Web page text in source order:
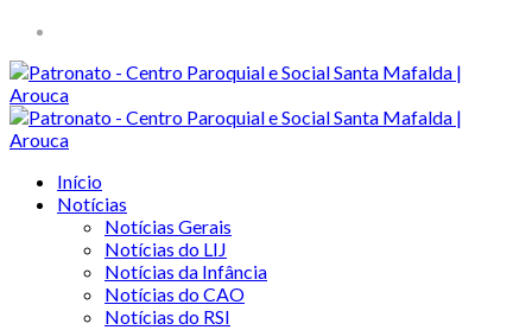
Início
Notícias
Notícias Gerais
Notícias do LIJ
Notícias da Infância
Notícias do CAO
Notícias do RSI